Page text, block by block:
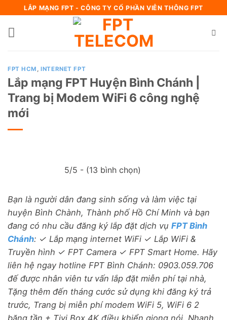
LẮP MẠNG FPT - CÔNG TY CỔ PHẦN VIỄN THÔNG FPT
FPT HCM ,INTERNET FPT
Lắp mạng FPT Huyện Bình Chánh |
Trang bị Modem WiFi 6 công nghệ
mới
5/5 - (13 bình chọn)
Bạn là người dân đang sinh sống và làm việc tại
huyện Bình Chành, Thành phố Hồ Chí Minh và bạn
đang có nhu cầu đăng ký lắp đặt dịch vụ FPT Bình
Chánh: ✓ Lắp mạng internet WiFi ✓ Lắp WiFi &
Truyền hình ✓ FPT Camera ✓ FPT Smart Home. Hãy
liên hệ ngay hotline FPT Bình Chánh: 0903.059.706
đế được nhân viên tư vấn lắp đặt miễn phí tại nhà,
Tặng thêm đến tháng cước sử dụng khi đăng ký trả
trước, Trang bị miễn phí modem WiFi 5, WiFi 6 2